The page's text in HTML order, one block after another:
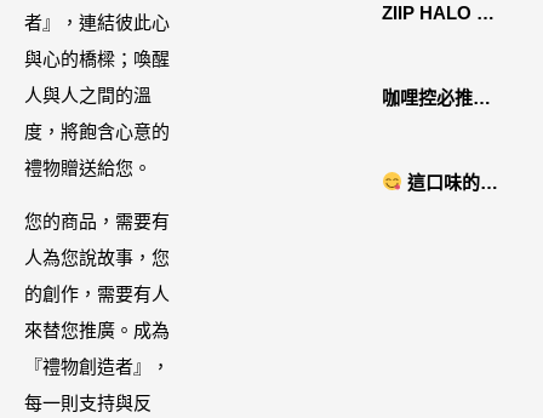
者』，連結彼此心
與心的橋樑；喚醒
人與人之間的溫
度，將飽含心意的
禮物贈送給您。
您的商品，需要有
人為您說故事，您
的創作，需要有人
來替您推廣。成為
『禮物創造者』，
每一則支持與反
住宿˙八番私人
ZIIP HALO 居
好萊塢名人加
家，奈米微電
咖哩控必推！
NYONYA」美
這口味的即